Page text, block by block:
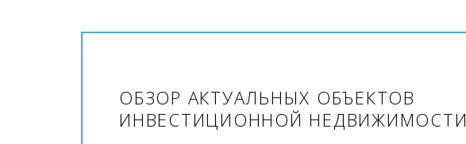
ОБЗОР АКТУАЛЬНЫХ ОБЪЕКТОВ
ИНВЕСТИЦИОННОЙ НЕДВИЖИМОСТИ